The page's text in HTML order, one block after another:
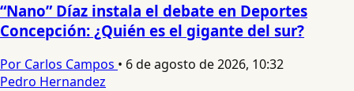
“Nano” Díaz instala el debate en Deportes
Concepción: ¿Quién es el gigante del sur?
Por Carlos Campos • 6 de agosto de 2026, 10:32
Pedro Hernandez